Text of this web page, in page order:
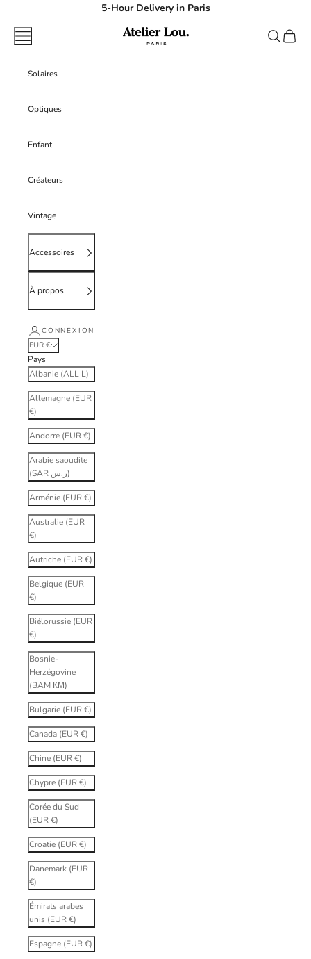
5-Hour Delivery in Paris
atelierlouparis
Menu Recherche
Panier
Solaires
Optiques
Enfant
Créateurs
Vintage
Accessoires
À propos
CONNEXION
EUR €
Pays
Albanie (ALL L)
Allemagne (EUR
€)
Andorre (EUR €)
Arabie saoudite
(SAR ر.س)
Arménie (EUR €)
Australie (EUR
€)
Autriche (EUR €)
Belgique (EUR
€)
Biélorussie (EUR
€)
Bosnie-
Herzégovine
(BAM КМ)
Bulgarie (EUR €)
Canada (EUR €)
Chine (EUR €)
Chypre (EUR €)
Corée du Sud
(EUR €)
Croatie (EUR €)
Danemark (EUR
€)
Émirats arabes
unis (EUR €)
Espagne (EUR €)